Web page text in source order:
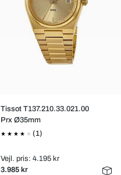
Tissot T137.210.33.021.00
Prx Ø35mm
(1)
Vejl. pris: 4.195 kr
3.985 kr